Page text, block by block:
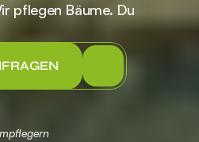
pflegen Bäume. Du